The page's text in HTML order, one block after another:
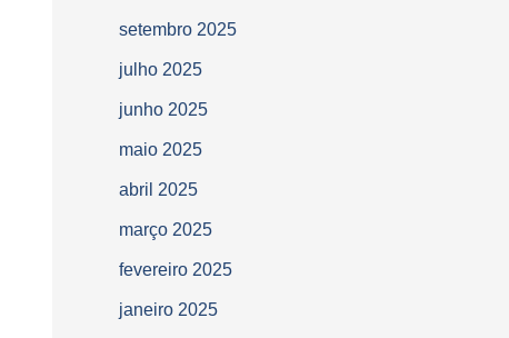
setembro 2025
julho 2025
junho 2025
maio 2025
abril 2025
março 2025
fevereiro 2025
janeiro 2025